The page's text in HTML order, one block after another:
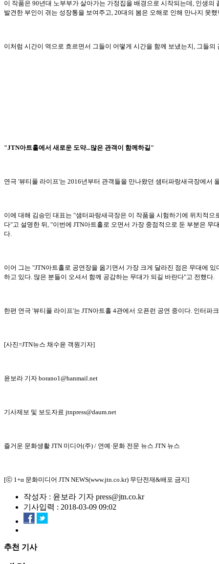
이 작품은 90년대 노부부가 살아가는 가정집을 배경으로 시작되는데, 인생
발견한 부인이 겪는 성장통을 보여주고, 20대의 봄은 오해로 인해 만나지 못
이처럼 시간이 역으로 흐르면서 그들이 어떻게 시간을 함께 보냈는지, 그들
"JTN아트홀에서 새로운 도약...많은 관객이 함께하길"
연극 '뷰티풀 라이프'는 2016년부터 관객들을 만나왔던 샘터파랑새극장에서
이에 대해 김승민 대표는 "샘터파랑새극장은 이 작품을 시험하기에 위치적
다"고 설명한 뒤, "이번에 JTN아트홀로 오면서 가장 중점적으로 둔 부분은
다.
이어 그는 "JTN아트홀로 공연장을 옮기면서 가장 크게 달라진 점은 무대에
하고 있다. 많은 분들이 오셔서 함께 공감하는 무대가 되길 바란다"고 전했다.
한편 연극 '뷰티풀 라이프'는 JTN아트홀 4관에서 오픈런 공연 중이다. 인터
[사진=JTN뉴스 채수윤 객원기자]
윤보라 기자 borano1@hanmail.net
기사제보 및 보도자료 jtnpress@daum.net
즐거운 문화생활 JTN 미디어(주) / 연예·문화 전문 뉴스 JTN 뉴스
[ⓒ 1+α 문화미디어 JTN NEWS(www.jtn.co.kr) 무단전재&배포 금지]
작성자 : 윤보라 기자 press@jtn.co.kr
기사입력 : 2018-03-09 09:02
추천 기사